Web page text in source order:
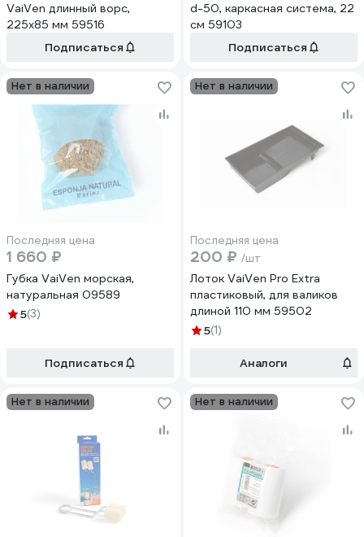
VaiVen длинный ворс,
225х85 мм 59516
Подписаться
d-50, каркасная система, 22
см 59103
Подписаться
Нет в наличии
Последняя цена
1 660 ₽
Губка VaiVen морская,
натуральная 09589
5(3)
Подписаться
Нет в наличии
Последняя цена
200 ₽ /шт
Лоток VaiVen Pro Extra
пластиковый, для валиков
длиной 110 мм 59502
5(1)
Аналоги
Нет в наличии Нет в наличии